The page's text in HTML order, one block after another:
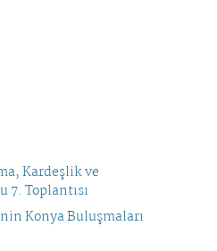
Kardeşlik ve
7. Toplantısı
Konya Buluşmaları